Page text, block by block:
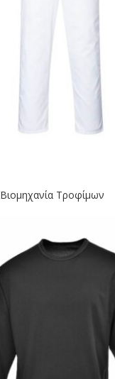
Βιομηχανία Τροφίμων